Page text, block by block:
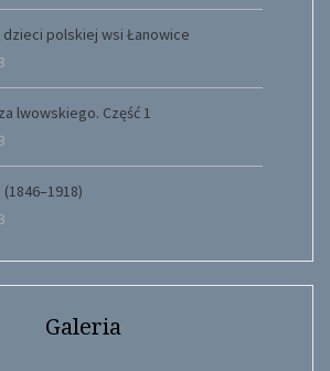
dzieci polskiej wsi Łanowice
lwowskiego. Część 1
Galeria